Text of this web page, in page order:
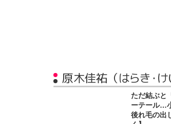
原木佳祐（はらき・
ただ結ぶと
ーテール…
後れ毛の出